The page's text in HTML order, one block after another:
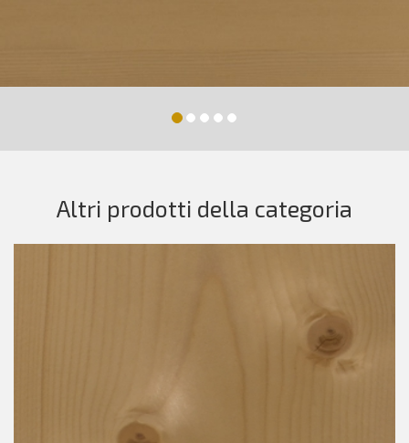
Altri prodotti della categoria